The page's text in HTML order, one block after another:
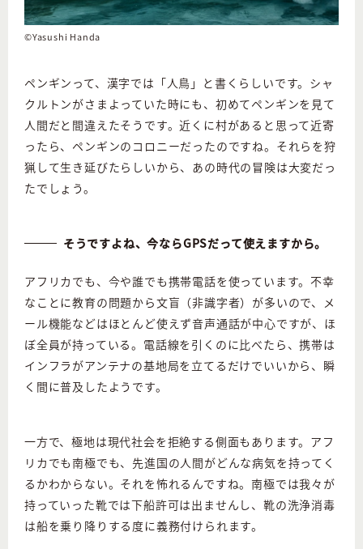
©Yasushi Handa
ペンギンって、漢字では「人鳥」と書くらしいです。シャ
クルトンがさまよっていた時にも、初めてペンギンを見て
人間だと間違えたそうです。近くに村があると思って近寄
ったら、ペンギンのコロニーだったのですね。それらを狩
猟して生き延びたらしいから、あの時代の冒険は大変だっ
たでしょう。
そうですよね、今ならGPSだって使えますから。
アフリカでも、今や誰でも携帯電話を使っています。不幸
なことに教育の問題から文盲（非識字者）が多いので、メ
ール機能などはほとんど使えず音声通話が中心ですが、ほ
ぼ全員が持っている。電話線を引くのに比べたら、携帯は
インフラがアンテナの基地局を立てるだけでいいから、瞬
く間に普及したようです。
一方で、極地は現代社会を拒絶する側面もあります。アフ
リカでも南極でも、先進国の人間がどんな病気を持ってく
るかわからない。それを怖れるんですね。南極では我々が
持っていった靴では下船許可は出ませんし、靴の洗浄消毒
は船を乗り降りする度に義務付けられます。